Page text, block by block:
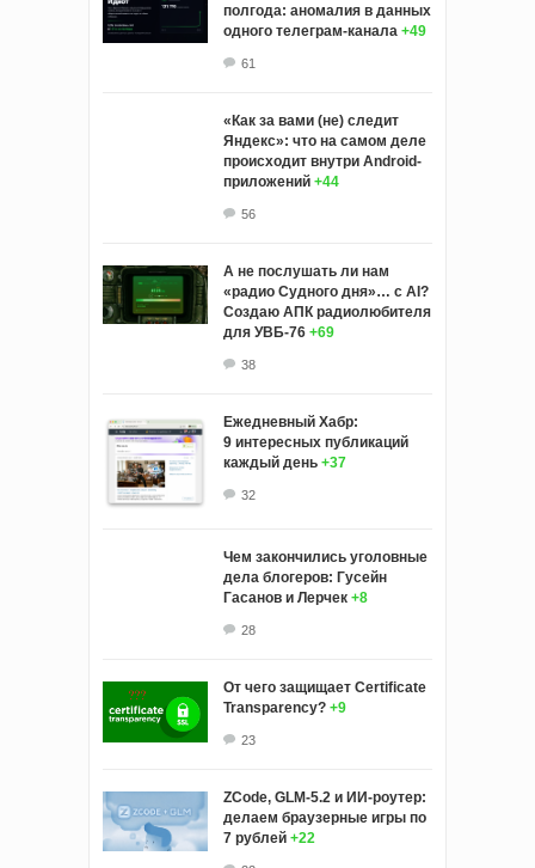
полгода: аномалия в данных
одного телеграм-канала +49
61
«Как за вами (не) следит
Яндекс»: что на самом деле
происходит внутри Android-
приложений +44
56
А не послушать ли нам
«радио Судного дня»… с AI?
Создаю АПК радиолюбителя
для УВБ-76 +69
38
Ежедневный Хабр:
9 интересных публикаций
каждый день +37
32
Чем закончились уголовные
дела блогеров: Гусейн
Гасанов и Лерчек +8
28
От чего защищает Certificate
Transparency? +9
23
ZCode, GLM-5.2 и ИИ-роутер:
делаем браузерные игры по
7 рублей +22